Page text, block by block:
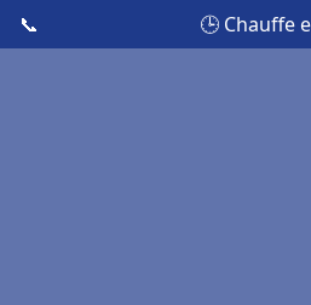
📞 🕒 Chauffe